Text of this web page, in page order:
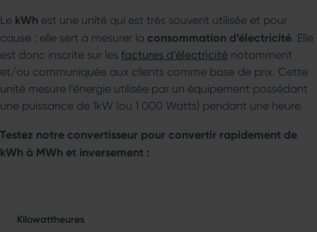
Le kWh est une unité qui est très souvent utilisée et pour
cause : elle sert à mesurer la consommation d’électricité. Elle
est donc inscrite sur les factures d’électricité notamment
et/ou communiquée aux clients comme base de prix. Cette
unité mesure l’énergie utilisée par un équipement possédant
une puissance de 1kW (ou 1 000 Watts) pendant une heure.
Testez notre convertisseur pour convertir rapidement de
kWh à MWh et inversement :
Kilowattheures